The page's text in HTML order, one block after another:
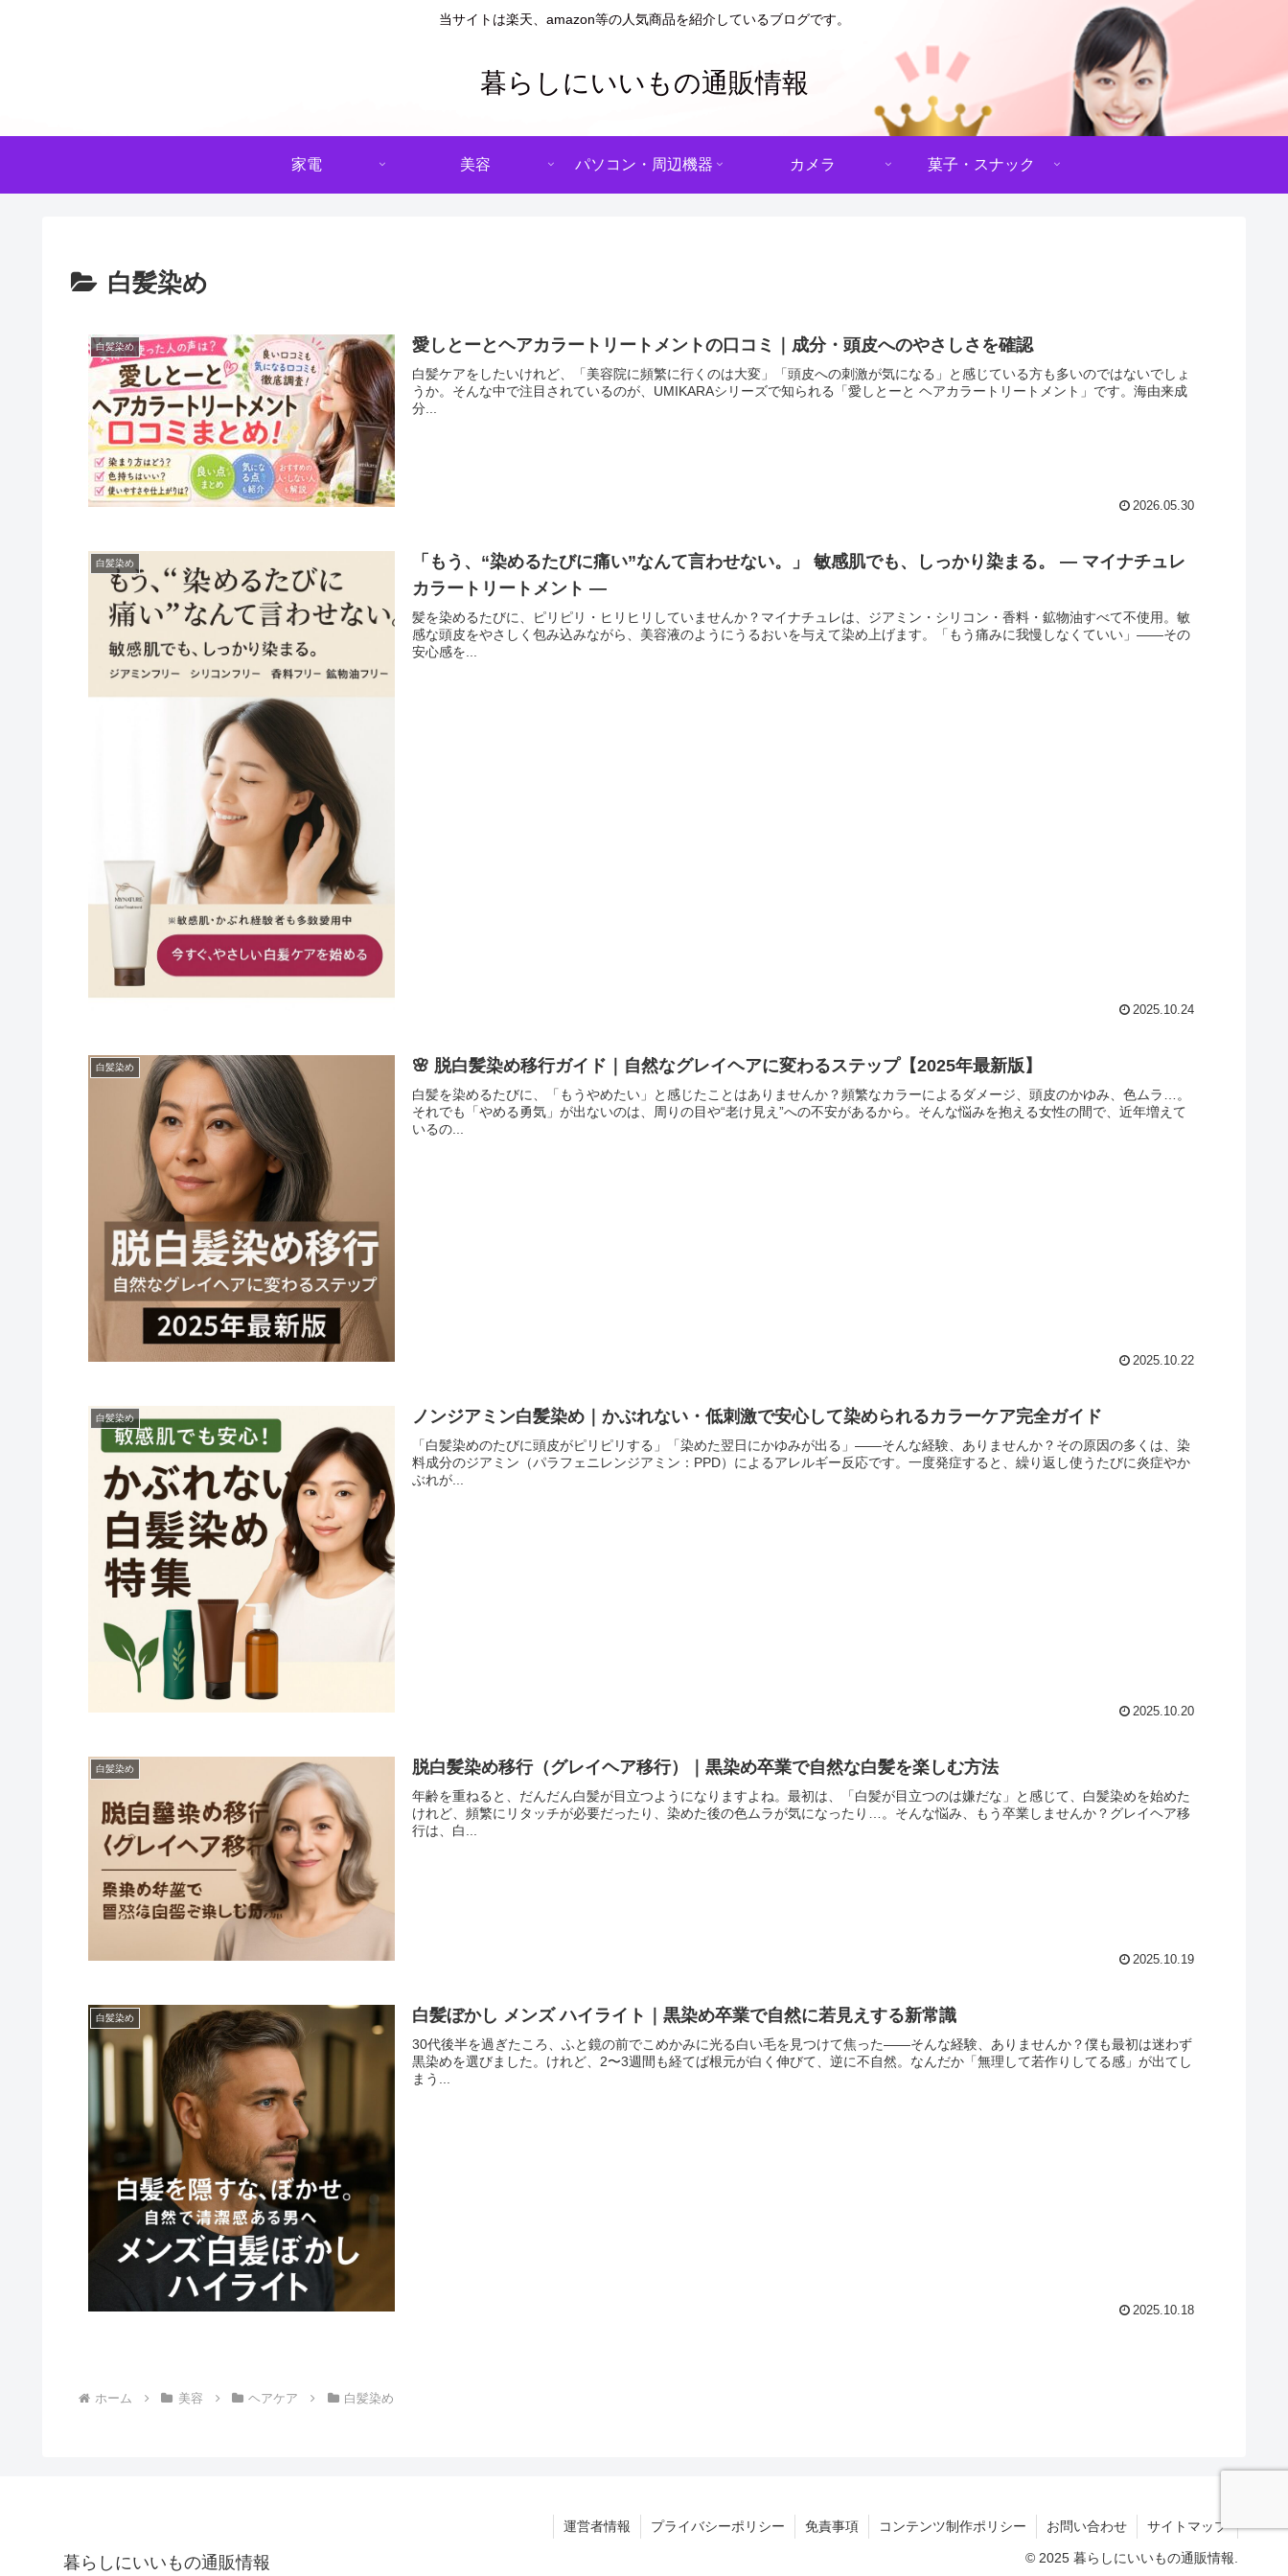
当サイトは楽天、amazon等の人気商品を紹介しているブログです。
暮らしにいいもの通販情報
家電 美容 パソコン・周辺機器 カメラ 菓子・スナック
白髪染め
白髪染め 愛しとーとヘアカラートリートメントの口コミ｜成分・頭皮へのやさしさを確認
白髪ケアをしたいけれど、「美容院に頻繁に行くのは大変」「頭皮への刺激が気になる」と感じている方も多いのではないでしょ
うか。そんな中で注目されているのが、UMIKARAシリーズで知られる「愛しとーと ヘアカラートリートメント」です。海由来成
分...
2026.05.30
白髪染め
「もう、“染めるたびに痛い”なんて言わせない。」 敏感肌でも、しっかり染まる。 ― マイナチュレ
カラートリートメント ―
髪を染めるたびに、ピリピリ・ヒリヒリしていませんか？マイナチュレは、ジアミン・シリコン・香料・鉱物油すべて不使用。敏
感な頭皮をやさしく包み込みながら、美容液のようにうるおいを与えて染め上げます。「もう痛みに我慢しなくていい」——その
安心感を...
2025.10.24
白髪染め 🌸 脱白髪染め移行ガイド｜自然なグレイヘアに変わるステップ【2025年最新版】
白髪を染めるたびに、「もうやめたい」と感じたことはありませんか？頻繁なカラーによるダメージ、頭皮のかゆみ、色ムラ…。
それでも「やめる勇気」が出ないのは、周りの目や“老け見え”への不安があるから。そんな悩みを抱える女性の間で、近年増えて
いるの...
2025.10.22
白髪染め ノンジアミン白髪染め｜かぶれない・低刺激で安心して染められるカラーケア完全ガイド
「白髪染めのたびに頭皮がピリピリする」「染めた翌日にかゆみが出る」——そんな経験、ありませんか？その原因の多くは、染
料成分のジアミン（パラフェニレンジアミン：PPD）によるアレルギー反応です。一度発症すると、繰り返し使うたびに炎症やか
ぶれが...
2025.10.20
白髪染め 脱白髪染め移行（グレイヘア移行）｜黒染め卒業で自然な白髪を楽しむ方法
年齢を重ねると、だんだん白髪が目立つようになりますよね。最初は、「白髪が目立つのは嫌だな」と感じて、白髪染めを始めた
けれど、頻繁にリタッチが必要だったり、染めた後の色ムラが気になったり…。そんな悩み、もう卒業しませんか？グレイヘア移
行は、白...
2025.10.19
白髪染め 白髪ぼかし メンズ ハイライト｜黒染め卒業で自然に若見えする新常識
30代後半を過ぎたころ、ふと鏡の前でこめかみに光る白い毛を見つけて焦った——そんな経験、ありませんか？僕も最初は迷わず
黒染めを選びました。けれど、2〜3週間も経てば根元が白く伸びて、逆に不自然。なんだか「無理して若作りしてる感」が出てし
まう...
2025.10.18
ホーム 美容 ヘアケア 白髪染め
暮らしにいいもの通販情報
運営者情報 プライバシーポリシー 免責事項 コンテンツ制作ポリシー お問い合わせ サイトマップ
© 2025 暮らしにいいもの通販情報.